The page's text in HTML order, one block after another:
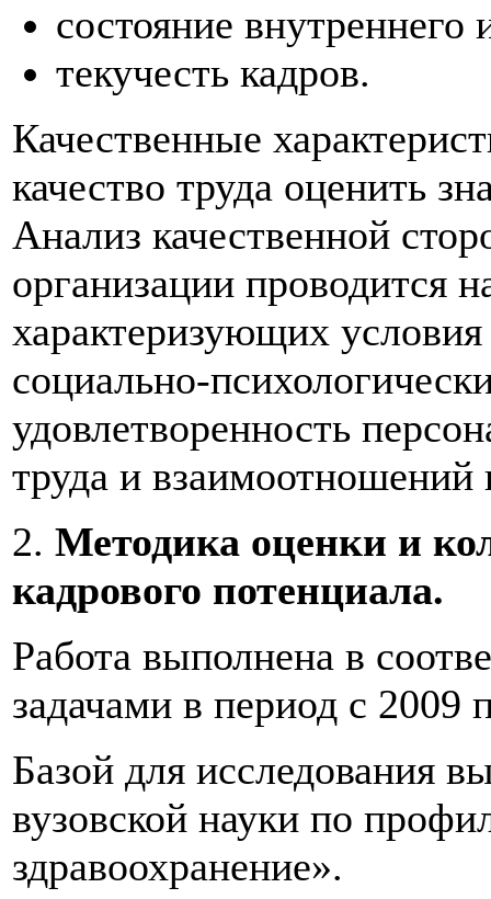
состояние внутреннего
текучесть кадров.
Качественные
качество труда оценить
Анализ качественной
организации проводится
характеризующих
социально-
удовлетворенность
труда и взаимоотношений
2. Методика оценки и
кадрового потенциала.
Работа выполнена в
задачами в период с 2009
Базой для исследования
вузовской науки по
здравоохранение».